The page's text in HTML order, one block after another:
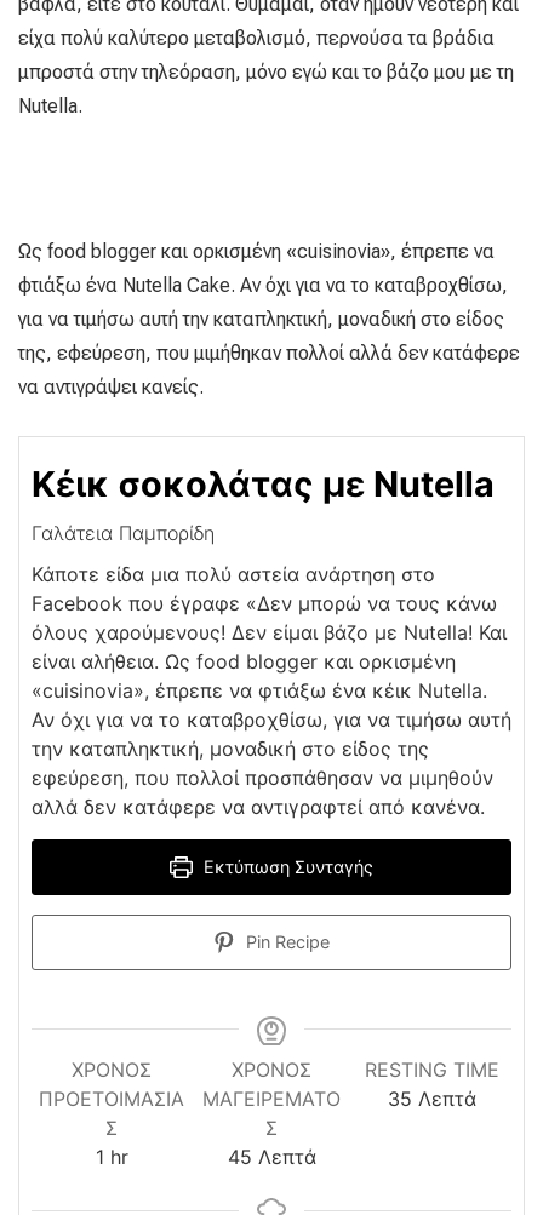
είχα πολύ καλύτερο μεταβολισμό, περνούσα τα βράδια
μπροστά στην τηλεόραση, μόνο εγώ και το βάζο μου με τη
Nutella.
Ως food blogger και ορκισμένη «cuisinovia», έπρεπε να
φτιάξω ένα Nutella Cake. Αν όχι για να τo καταβροχθίσω,
για να τιμήσω αυτή την καταπληκτική, μοναδική στο είδος
της, εφεύρεση, που μιμήθηκαν πολλοί αλλά δεν κατάφερε
να αντιγράψει κανείς.
Κέικ σοκολάτας με Nutella
Γαλάτεια Παμπορίδη
Κάποτε είδα μια πολύ αστεία ανάρτηση στο
Facebook που έγραφε «Δεν μπορώ να τους κάνω
όλους χαρούμενους! Δεν είμαι βάζο με Nutella! Και
είναι αλήθεια. Ως food blogger και ορκισμένη
«cuisinovia», έπρεπε να φτιάξω ένα κέικ Nutella.
Αν όχι για να το καταβροχθίσω, για να τιμήσω αυτή
την καταπληκτική, μοναδική στο είδος της
εφεύρεση, που πολλοί προσπάθησαν να μιμηθούν
αλλά δεν κατάφερε να αντιγραφτεί από κανένα.
Εκτύπωση Συνταγής
Pin Recipe
ΧΡΌΝΟΣ
ΠΡΟΕΤΟΙΜΑΣΊΑ
Σ
1hour
hr
ΧΡΟΝΟΣ
ΜΑΓΕΙΡΕΜΑΤΟ
Σ
45minutes
Λεπτά
RESTING TIME
35minutes
Λεπτά